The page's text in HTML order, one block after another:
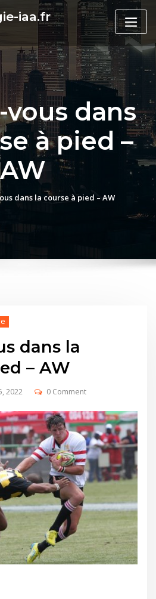
iaa.fr
vous dans
à pied –
AW
dans la course à pied – AW
dans la
– AW
2022 0 Comment